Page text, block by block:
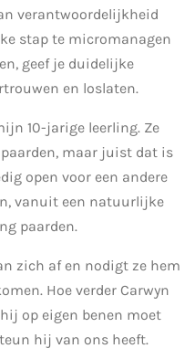
verantwoordelijkheid
stap te micromanagen
geef je duidelijke
en loslaten.
10-jarige leerling. Ze
maar juist dat is
open voor een andere
vanuit een natuurlijke
paarden.
zich af en nodigt ze hem
Hoe verder Carwyn
op eigen benen moet
hij van ons heeft.